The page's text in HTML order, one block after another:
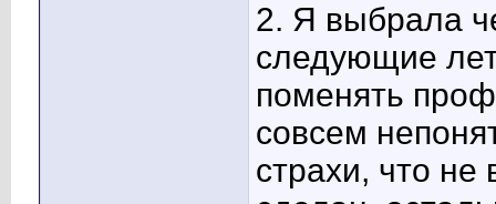
2. Я выбрала
следующие
поменять
совсем
страхи, что